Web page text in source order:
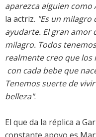
aparezca alguien como
la actriz. "Es un milagro
ayudarte. El gran amor
milagro. Todos
realmente creo que
 con cada bebe que
Tenemos suerte de
belleza".
El que da la réplica a